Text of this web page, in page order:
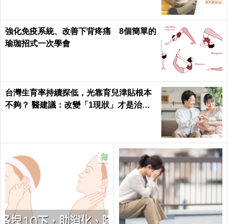
強化免疫系統、改善下背疼痛 8個簡單的
瑜珈招式一次學會
台灣生育率持續探低，光靠育兒津貼根本
不夠？ 醫建議：改變「1現狀」才是治本